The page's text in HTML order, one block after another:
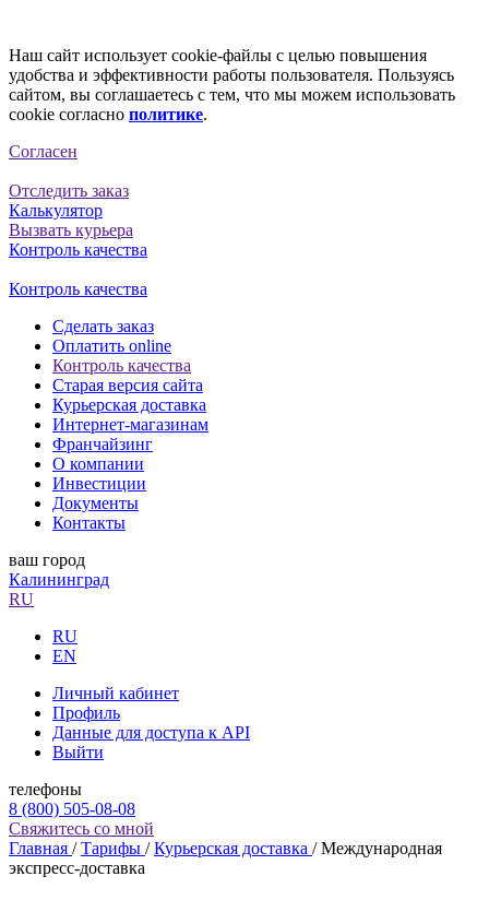
Наш сайт использует cookie-файлы с целью повышения
удобства и эффективности работы пользователя. Пользуясь
сайтом, вы соглашаетесь с тем, что мы можем использовать
cookie согласно политике.
Согласен
Отследить заказ
Калькулятор
Вызвать курьера
Контроль качества
Контроль качества
Сделать заказ
Оплатить online
Контроль качества
Старая версия сайта
Курьерская доставка
Интернет-магазинам
Франчайзинг
О компании
Инвестиции
Документы
Контакты
ваш город
Калининград
RU
RU
EN
Личный кабинет
Профиль
Данные для доступа к API
Выйти
телефоны
8 (800) 505-08-08
Свяжитесь со мной
Главная /Тарифы /Курьерская доставка /Международная
экспресс-доставка